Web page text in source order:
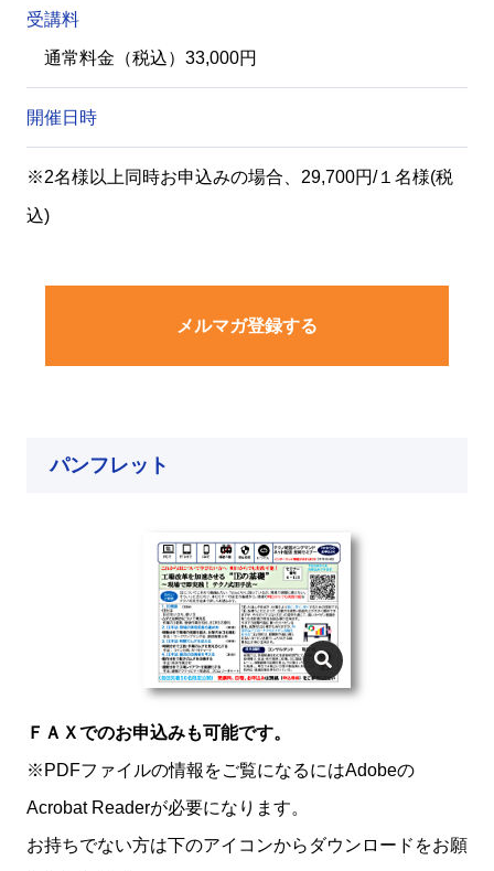
受講料
通常料金（税込）33,000円
開催日時
※2名様以上同時お申込みの場合、29,700円/１名様(税
込)
メルマガ登録する
パンフレット
ＦＡＸでのお申込みも可能です。
※PDFファイルの情報をご覧になるにはAdobeの
Acrobat Readerが必要になります。
お持ちでない方は下のアイコンからダウンロードをお願